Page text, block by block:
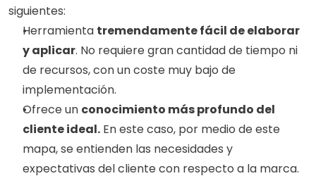
siguientes:
Herramienta tremendamente fácil de elaborar
y aplicar. No requiere gran cantidad de tiempo ni
de recursos, con un coste muy bajo de
implementación.
Ofrece un conocimiento más profundo del
cliente ideal. En este caso, por medio de este
mapa, se entienden las necesidades y
expectativas del cliente con respecto a la marca.